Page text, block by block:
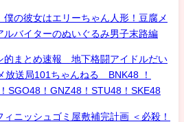
の彼女はエリーちゃん人形！豆腐メ
ルバイターのぬいぐるみ男子末路編
まとめ速報 地下格闘アイドルだい
送局101ちゃんねる BNK48 ！
SGO48！GNZ48！STU48！SKE48
ニッシュゴミ屋敷補完計画 ＜必殺！